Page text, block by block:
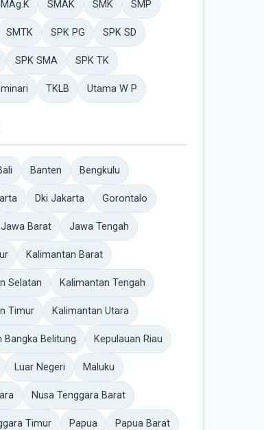
SMAK SMK SMP
SMTK SPK PG SPK SD
SPK SMA SPK TK
TKLB Utama W P
Banten Bengkulu
Dki Jakarta Gorontalo
Jawa Barat Jawa Tengah
Kalimantan Barat
Selatan Kalimantan Tengah
Timur Kalimantan Utara
Bangka Belitung Kepulauan Riau
Luar Negeri Maluku
Nusa Tenggara Barat
Timur Papua Papua Barat